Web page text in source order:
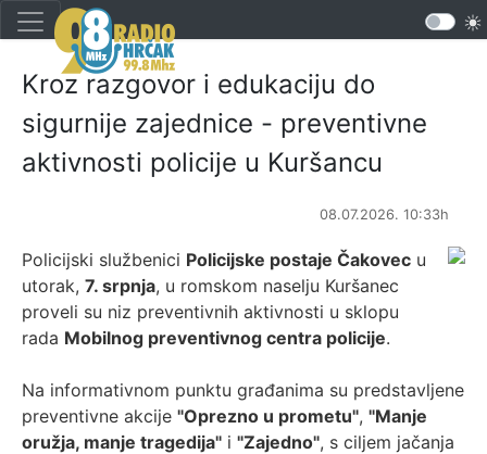
Kroz razgovor i edukaciju do
sigurnije zajednice - preventivne
aktivnosti policije u Kuršancu
08.07.2026. 10:33h
Policijski službenici Policijske postaje Čakovec u
utorak, 7. srpnja, u romskom naselju Kuršanec
proveli su niz preventivnih aktivnosti u sklopu
rada Mobilnog preventivnog centra policije.
Na informativnom punktu građanima su predstavljene
preventivne akcije "Oprezno u prometu", "Manje
oružja, manje tragedija" i "Zajedno", s ciljem jačanja